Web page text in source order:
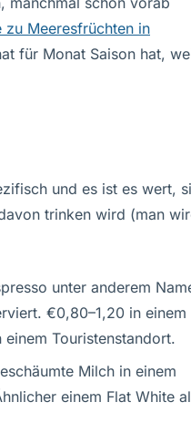
zu Meeresfrüchten in
für Monat Saison hat,
und es ist es wert,
trinken wird (man
unter anderem
€0,80–1,20 in einem
Touristenstandort.
Milch in einem
einem Flat White